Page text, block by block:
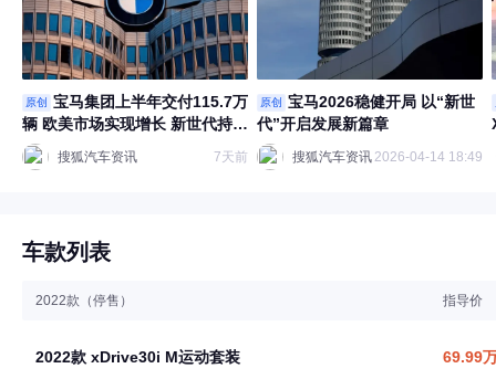
原创
宝马集团上半年交付115.7万
辆 欧美市场实现增长 新世代持续
赢得市场认可
搜狐汽车资讯 7天前
原创
宝马2026稳健开局 以“新世
代”开启发展新篇章
搜狐汽车资讯2026-04-14 18:49
车款列表
2022款（停售） 指导价
2022款 xDrive30i M运动套装 69.99